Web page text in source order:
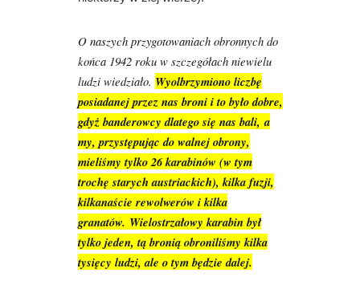
O naszych przygotowaniach obronnych do
końca 1942 roku w szczegółach niewielu
ludzi wiedziało. Wyolbrzymiono liczbę
posiadanej przez nas broni i to było dobre,
gdyż banderowcy dlatego się nas bali, a
my, przystępując do walnej obrony,
mieliśmy tylko 26 karabinów (w tym
trochę starych austriackich), kilka fuzji,
kilkanaście rewolwerów i kilka
granatów. Wielostrzałowy karabin był
tylko jeden, tą bronią obroniliśmy kilka
tysięcy ludzi, ale o tym będzie dalej.